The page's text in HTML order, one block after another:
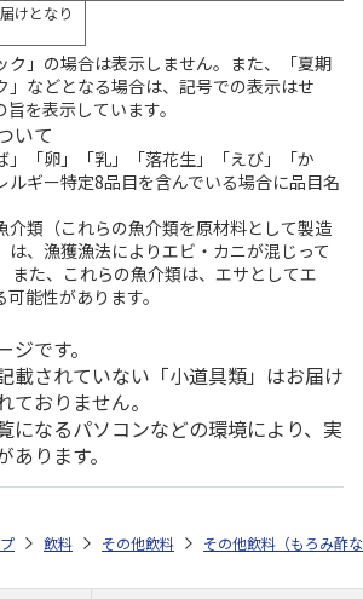
けとなり
ク」の場合は表示しません。また、「夏期
」などとなる場合は、記号での表示はせ
を表示しています。
いて
」「卵」「乳」「落花生」「えび」「か
ルギー特定8品目を含んでいる場合に品目名
類（これらの魚介類を原材料として製造
は、漁獲漁法によりエビ・カニが混じって
また、これらの魚介類は、エサとしてエ
能性があります。
です。
載されていない「小道具類」はお届け
ておりません。
になるパソコンなどの環境により、実
ります。
飲料 その他飲料 その他飲料（もろみ酢